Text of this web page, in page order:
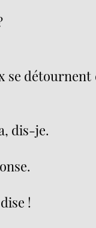
se détournent
dis-je.
!